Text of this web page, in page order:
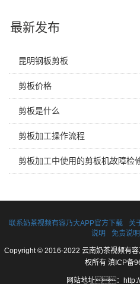
最新发布
昆明钢板剪板
剪板价格
剪板是什么
剪板加工操作流程
剪板加工中使用的剪板机故障检
联系奶茶视频有容乃大APP官方下载 关
说明
免责说明
Copyright © 2016-2022 云南奶茶视频有
权所有 滇ICP备
网站地址：